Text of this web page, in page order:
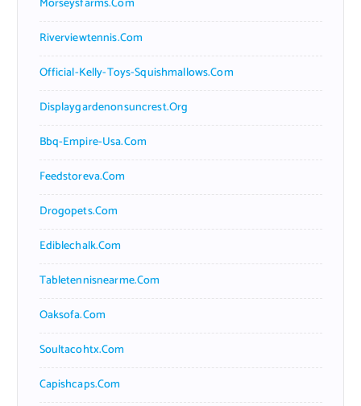
Riverviewtennis.com
Official-Kelly-Toys-Squishmallows.com
Displaygardenonsuncrest.org
Bbq-Empire-Usa.com
Feedstoreva.com
Drogopets.com
Ediblechalk.com
Tabletennisnearme.com
Oaksofa.com
Soultacohtx.com
Capishcaps.com